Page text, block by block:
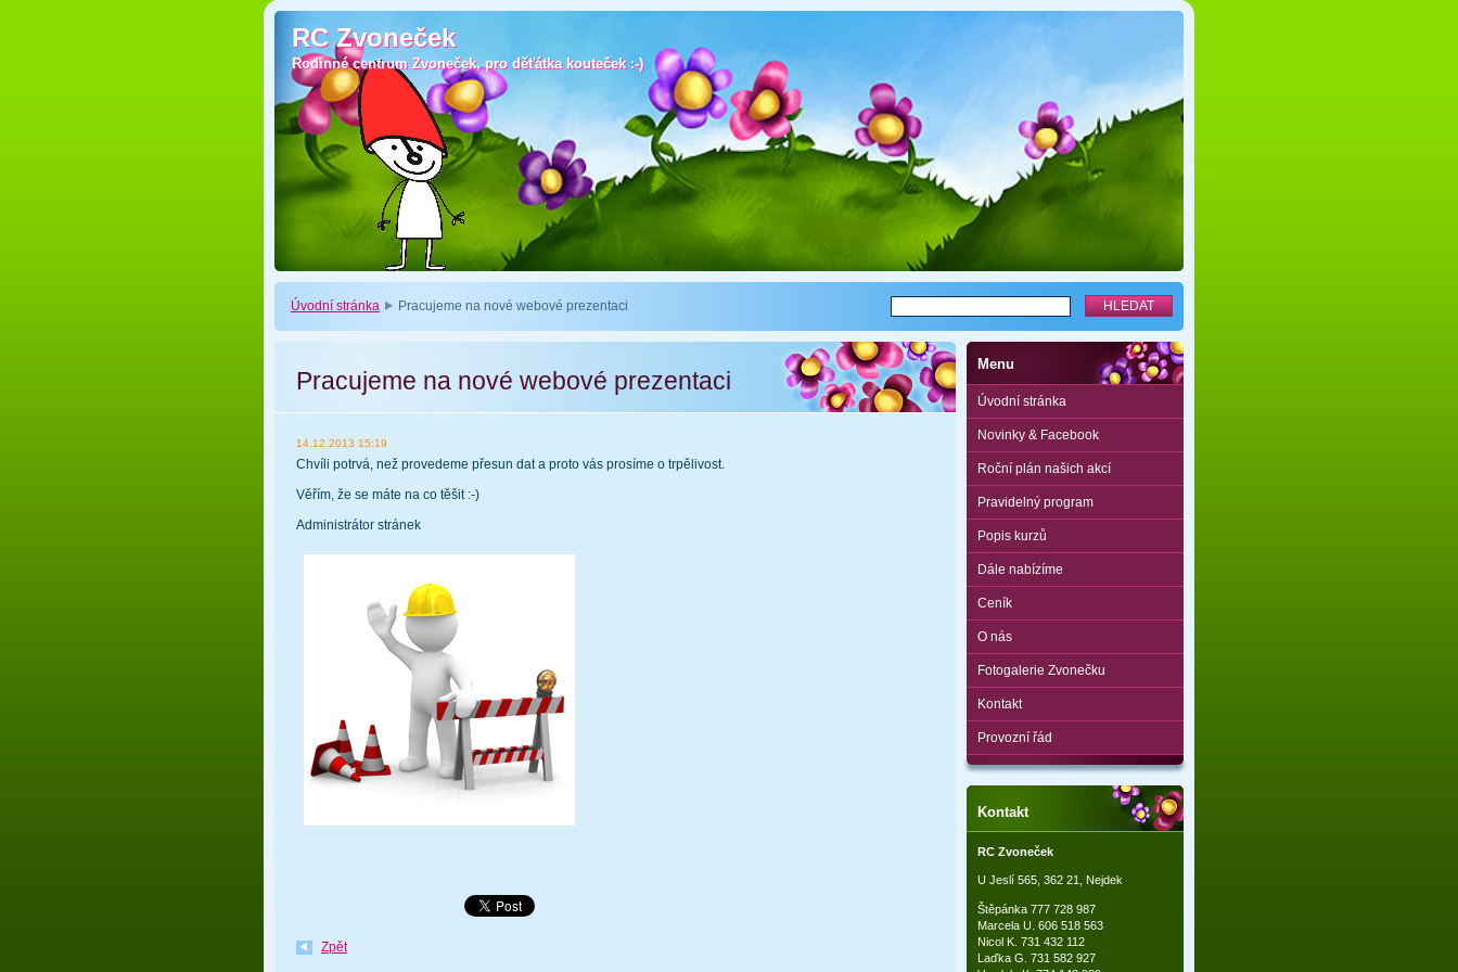
RC Zvoneček
RC Zvoneček
Rodinné centrum Zvoneček, pro děťátka kouteček :-)
Rodinné centrum Zvoneček, pro děťátka kouteček :-)
Úvodní stránka Pracujeme na nové webové prezentaci
Pracujeme na nové webové prezentaci
14.12.2013 15:19
Chvíli potrvá, než provedeme přesun dat a proto vás prosíme o trpělivost.
Věřím, že se máte na co těšit :-)
Administrátor stránek
Zpět
Menu
Úvodní stránka
Novinky & Facebook
Roční plán našich akcí
Pravidelný program
Popis kurzů
Dále nabízíme
Ceník
O nás
Fotogalerie Zvonečku
Kontakt
Provozní řád
Kontakt
RC Zvoneček
U Jeslí 565, 362 21, Nejdek
Štěpánka 777 728 987
Marcela U. 606 518 563
Nicol K. 731 432 112
Laďka G. 731 582 927